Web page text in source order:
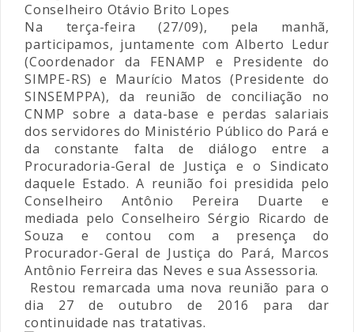
Conselheiro Otávio Brito Lopes
Na terça-feira (27/09), pela manhã,
participamos, juntamente com Alberto Ledur
(Coordenador da FENAMP e Presidente do
SIMPE-RS) e Maurício Matos (Presidente do
SINSEMPPA), da reunião de conciliação no
CNMP sobre a data-base e perdas salariais
dos servidores do Ministério Público do Pará e
da constante falta de diálogo entre a
Procuradoria-Geral de Justiça e o Sindicato
daquele Estado. A reunião foi presidida pelo
Conselheiro Antônio Pereira Duarte e
mediada pelo Conselheiro Sérgio Ricardo de
Souza e contou com a presença do
Procurador-Geral de Justiça do Pará, Marcos
Antônio Ferreira das Neves e sua Assessoria.
Restou remarcada uma nova reunião para o
dia 27 de outubro de 2016 para dar
continuidade nas tratativas.